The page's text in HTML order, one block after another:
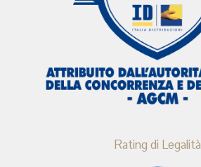
Rating di Legalità